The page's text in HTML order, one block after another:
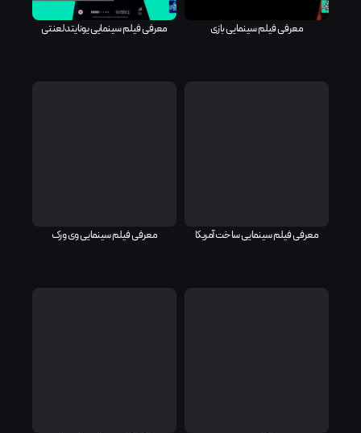
معرفی فیلم سینمایی بازی معرفی فیلم سینمایی یونایتد لعنتی
معرفی فیلم سینمایی ساخت آمریکا معرفی فیلم سینمایی وی ورک